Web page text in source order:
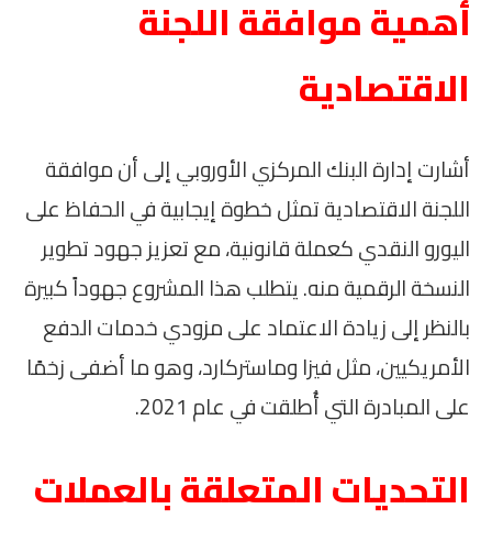
أهمية موافقة اللجنة
الاقتصادية
أشارت إدارة البنك المركزي الأوروبي إلى أن موافقة
اللجنة الاقتصادية تمثل خطوة إيجابية في الحفاظ على
اليورو النقدي كعملة قانونية، مع تعزيز جهود تطوير
النسخة الرقمية منه. يتطلب هذا المشروع جهوداً كبيرة
بالنظر إلى زيادة الاعتماد على مزودي خدمات الدفع
الأمريكيين، مثل فيزا وماستركارد، وهو ما أضفى زخمًا
على المبادرة التي أُطلقت في عام 2021.
التحديات المتعلقة بالعملات